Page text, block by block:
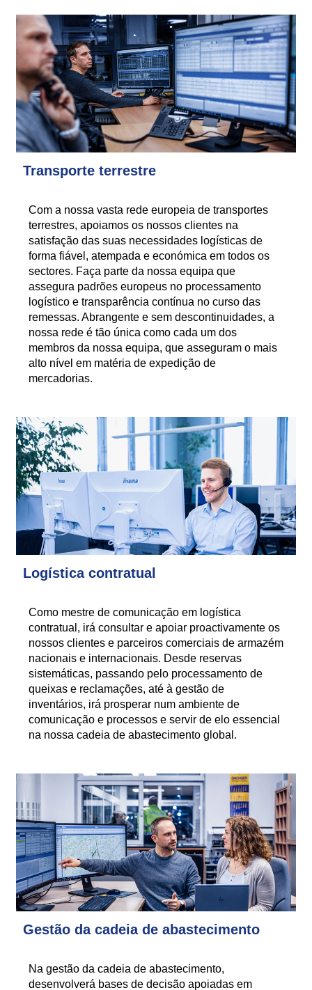
Transporte terrestre
Com a nossa vasta rede europeia de transportes
terrestres, apoiamos os nossos clientes na
satisfação das suas necessidades logísticas de
forma fiável, atempada e económica em todos os
sectores. Faça parte da nossa equipa que
assegura padrões europeus no processamento
logístico e transparência contínua no curso das
remessas. Abrangente e sem descontinuidades, a
nossa rede é tão única como cada um dos
membros da nossa equipa, que asseguram o mais
alto nível em matéria de expedição de
mercadorias.
Logística contratual
Como mestre de comunicação em logística
contratual, irá consultar e apoiar proactivamente os
nossos clientes e parceiros comerciais de armazém
nacionais e internacionais. Desde reservas
sistemáticas, passando pelo processamento de
queixas e reclamações, até à gestão de
inventários, irá prosperar num ambiente de
comunicação e processos e servir de elo essencial
na nossa cadeia de abastecimento global.
Gestão da cadeia de abastecimento
Na gestão da cadeia de abastecimento,
desenvolverá bases de decisão apoiadas em